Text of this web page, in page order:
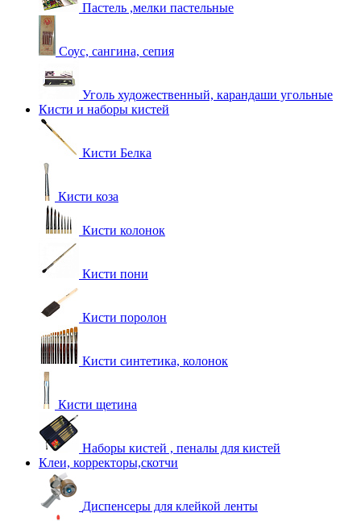
Пастель ,мелки пастельные
Соус, сангина, сепия
Уголь художественный, карандаши угольные
Кисти и наборы кистей
Кисти Белка
Кисти коза
Кисти колонок
Кисти пони
Кисти поролон
Кисти синтетика, колонок
Кисти щетина
Наборы кистей , пеналы для кистей
Клеи, корректоры,скотчи
Диспенсеры для клейкой ленты